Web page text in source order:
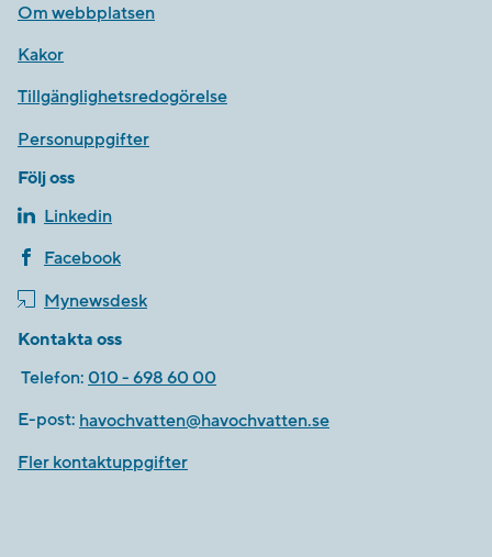
Om webbplatsen
Kakor
Tillgänglighetsredogörelse
Personuppgifter
Följ oss
Linkedin
Facebook
Mynewsdesk
Kontakta oss
Telefon: 010 - 698 60 00
E-post: havochvatten@havochvatten.se
Fler kontaktuppgifter